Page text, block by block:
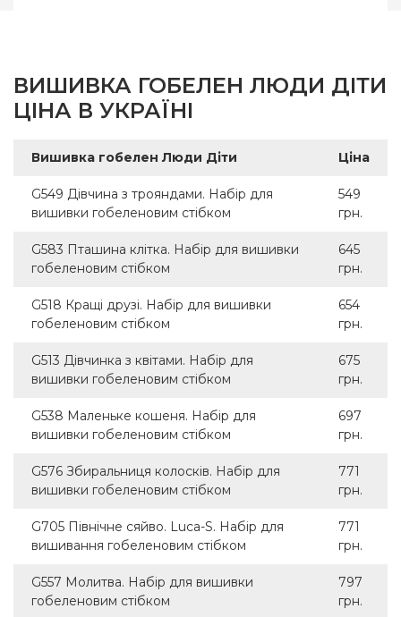
Канва
Pointstitch canvas,
ВИШИВКА ГОБЕЛЕН ЛЮДИ ДІТИ
ЦІНА В УКРАЇНІ
Вишивка гобелен Люди Діти Ціна
G549 Дівчина з трояндами. Набір для
вишивки гобеленовим стібком
549
грн.
G583 Пташина клітка. Набір для вишивки
гобеленовим стібком
645
грн.
G518 Кращі друзі. Набір для вишивки
гобеленовим стібком
654
грн.
G513 Дівчинка з квітами. Набір для
вишивки гобеленовим стібком
675
грн.
G538 Маленьке кошеня. Набір для
вишивки гобеленовим стібком
697
грн.
G576 Збиральниця колосків. Набір для
вишивки гобеленовим стібком
771
грн.
G705 Північне сяйво. Luca-S. Набір для
вишивання гобеленовим стібком
771
грн.
G557 Молитва. Набір для вишивки
гобеленовим стібком
797
грн.